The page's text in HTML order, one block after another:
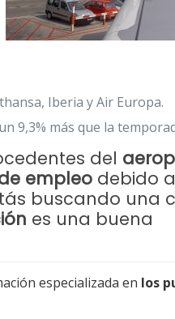
Iberia y Air Europa.
9,3% más que la
del
empleo debido
buscando una
es una buena
especializada en los